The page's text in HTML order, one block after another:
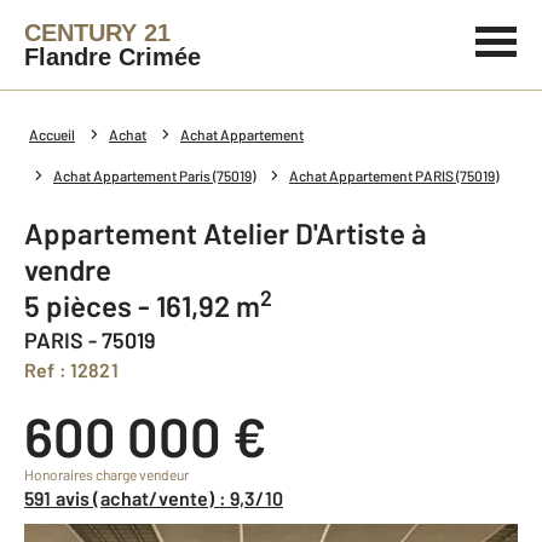
CENTURY 21
Flandre Crimée
Accueil Achat Achat Appartement
Achat Appartement Paris (75019) Achat Appartement PARIS (75019)
Appartement Atelier D'Artiste à
vendre
5 pièces - 161,92 m2
PARIS - 75019
Ref : 12821
600 000 €
Honoraires charge vendeur
591 avis (achat/vente) : 9,3/10